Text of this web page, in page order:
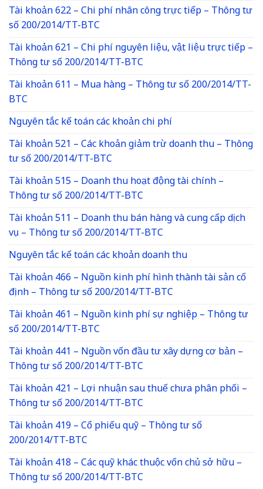
Tài khoản 622 – Chi phí nhân công trực tiếp – Thông tư
số 200/2014/TT-BTC
Tài khoản 621 – Chi phí nguyên liệu, vật liệu trực tiếp –
Thông tư số 200/2014/TT-BTC
Tài khoản 611 – Mua hàng – Thông tư số 200/2014/TT-
BTC
Nguyên tắc kế toán các khoản chi phí
Tài khoản 521 – Các khoản giảm trừ doanh thu – Thông
tư số 200/2014/TT-BTC
Tài khoản 515 – Doanh thu hoạt động tài chính –
Thông tư số 200/2014/TT-BTC
Tài khoản 511 – Doanh thu bán hàng và cung cấp dịch
vụ – Thông tư số 200/2014/TT-BTC
Nguyên tắc kế toán các khoản doanh thu
Tài khoản 466 – Nguồn kinh phí hình thành tài sản cố
định – Thông tư số 200/2014/TT-BTC
Tài khoản 461 – Nguồn kinh phí sự nghiệp – Thông tư
số 200/2014/TT-BTC
Tài khoản 441 – Nguồn vốn đầu tư xây dựng cơ bản –
Thông tư số 200/2014/TT-BTC
Tài khoản 421 – Lợi nhuận sau thuế chưa phân phối –
Thông tư số 200/2014/TT-BTC
Tài khoản 419 – Cổ phiếu quỹ – Thông tư số
200/2014/TT-BTC
Tài khoản 418 – Các quỹ khác thuộc vốn chủ sở hữu –
Thông tư số 200/2014/TT-BTC